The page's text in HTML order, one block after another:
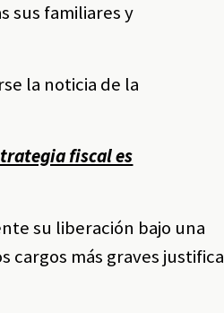
sus familiares y
la noticia de la
fiscal es
su liberación bajo una
cargos más graves justifica